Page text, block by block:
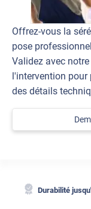
Offrez-vous la
pose
Validez avec
l'intervention pour
des détails
Durabilité